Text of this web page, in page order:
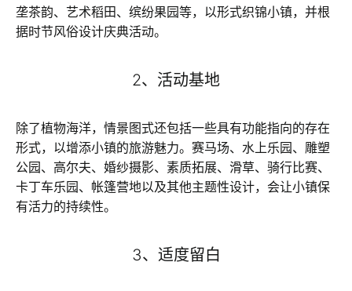
垄茶韵、艺术稻田、缤纷果园等，以形式织锦小镇，并根
据时节风俗设计庆典活动。
2、活动基地
除了植物海洋，情景图式还包括一些具有功能指向的存在
形式，以增添小镇的旅游魅力。赛马场、水上乐园、雕塑
公园、高尔夫、婚纱摄影、素质拓展、滑草、骑行比赛、
卡丁车乐园、帐篷营地以及其他主题性设计，会让小镇保
有活力的持续性。
3、适度留白